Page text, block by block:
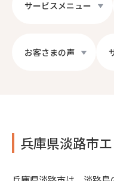
サービスメニュー
お客さまの声
兵庫県淡路市